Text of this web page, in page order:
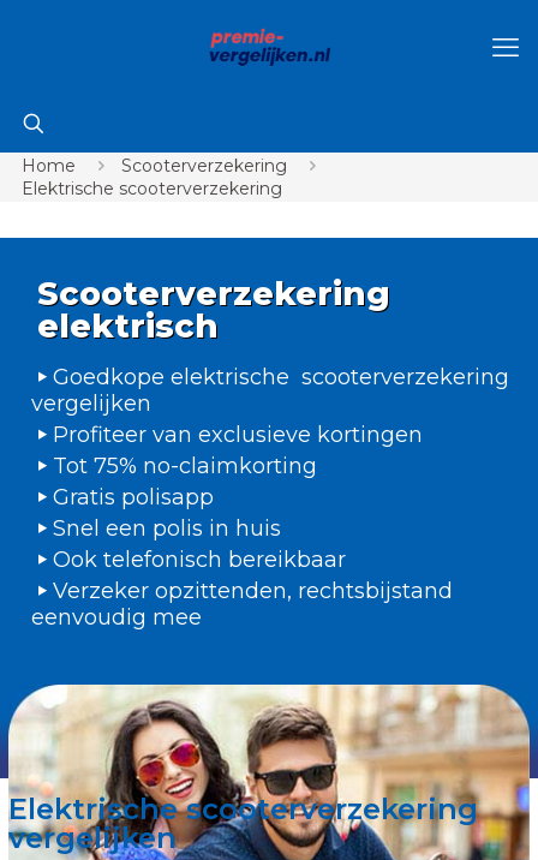
Home
Scooterverzekering
Elektrische scooterverzekering
Scooterverzekering
elektrisch
Goedkope elektrische scooterverzekering
vergelijken
Profiteer van exclusieve kortingen
Tot 75% no-claimkorting
Gratis polisapp
Snel een polis in huis
Ook telefonisch bereikbaar
Verzeker opzittenden, rechtsbijstand
eenvoudig mee
Elektrische scooterverzekering
vergelijken